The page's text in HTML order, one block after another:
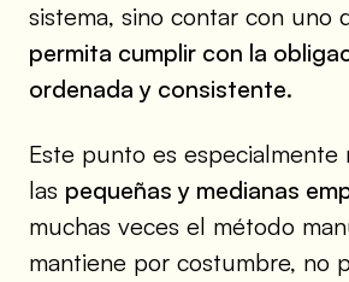
sistema, sino contar con uno
permita cumplir con la
ordenada y consistente.
Este punto es especialmente
las pequeñas y medianas
muchas veces el método
mantiene por costumbre, no